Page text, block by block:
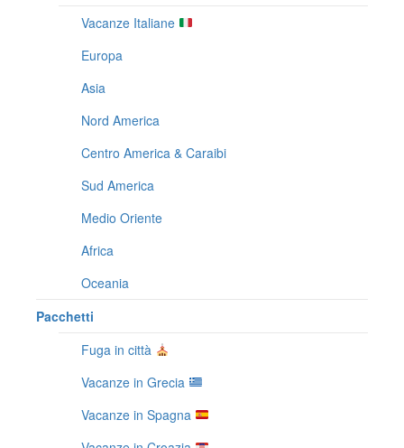
Vacanze Italiane
Europa
Asia
Nord America
Centro America & Caraibi
Sud America
Medio Oriente
Africa
Oceania
Pacchetti
Fuga in città
Vacanze in Grecia
Vacanze in Spagna